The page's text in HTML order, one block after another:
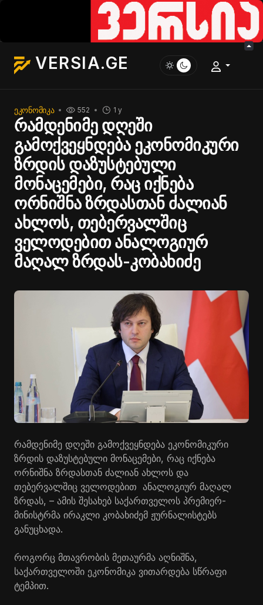
VERSIA.GE
ᲔᲙᲝᲜᲝᲛᲘᲙᲐ 1 y
552
რამდენიმე დღეში
გამოქვეყნდება ეკონომიკური
ზრდის დაზუსტებული
მონაცემები, რაც იქნება
ორნიშნა ზრდასთან ძალიან
ახლოს, თებერვალშიც
ველოდებით ანალოგიურ
მაღალ ზრდას-კობახიძე
რამდენიმე დღეში გამოქვეყნდება ეკონომიკური
ზრდის დაზუსტებული მონაცემები, რაც იქნება
ორნიშნა ზრდასთან ძალიან ახლოს და
თებერვალშიც ველოდებით ანალოგიურ მაღალ
ზრდას, – ამის შესახებ საქართველოს პრემიერ-
მინისტრმა ირაკლი კობახიძემ ჟურნალისტებს
განუცხადა.
როგორც მთავრობის მეთაურმა აღნიშნა,
საქართველოში ეკონომიკა ვითარდება სწრაფი
ტემპით.